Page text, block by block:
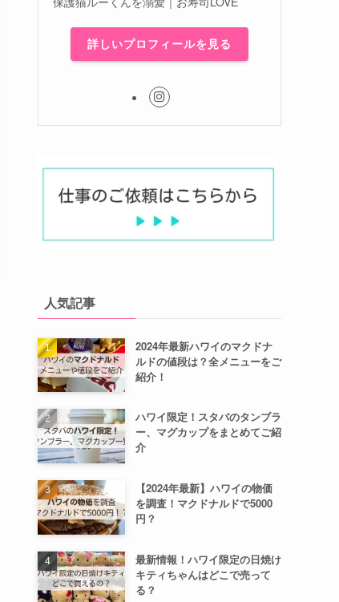
詳しいプロフィールを見る
人気記事
2024年最新ハワイのマクドナ
ルドの値段は？全メニューをご
紹介！
ハワイ限定！スタバのタンブラ
ー、マグカップをまとめてご紹
介
【2024年最新】ハワイの物価
を調査！マクドナルドで5000
円？
最新情報！ハワイ限定の日焼け
キティちゃんはどこで売って
る？